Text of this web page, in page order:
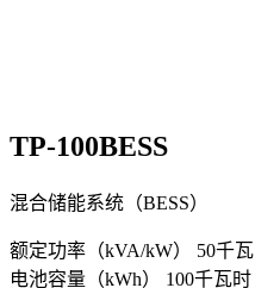
TP-100BESS
混合储能系统（BESS）
额定功率（kVA/kW）
50千瓦
电池容量（kWh）
100千瓦时